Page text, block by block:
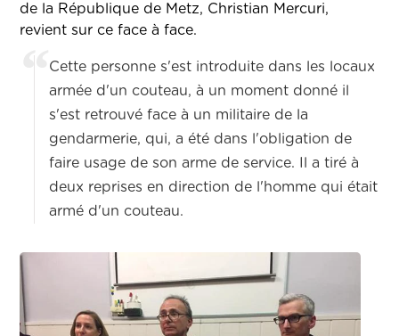
de la République de Metz, Christian Mercuri,
revient sur ce face à face.
Cette personne s'est introduite dans les locaux
armée d'un couteau, à un moment donné il
s'est retrouvé face à un militaire de la
gendarmerie, qui, a été dans l'obligation de
faire usage de son arme de service. Il a tiré à
deux reprises en direction de l'homme qui était
armé d'un couteau.